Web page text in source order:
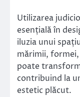
Utilizarea
esențială în
iluzia unui
mărimii,
poate
contribuind la
estetic plăcut.